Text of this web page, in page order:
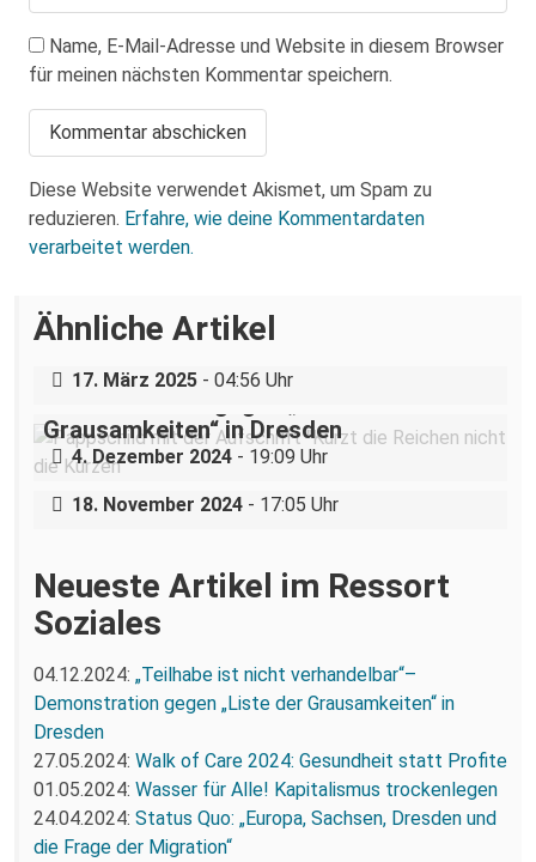
Name, E-Mail-Adresse und Website in diesem Browser
für meinen nächsten Kommentar speichern.
Diese Website verwendet Akismet, um Spam zu
reduzieren. Erfahre, wie deine Kommentardaten
verarbeitet werden.
Ähnliche Artikel
Holocaustgedenktag in Coswig bei
17. März 2025 - 04:56 Uhr
„Teilhabe ist nicht verhandelbar“–
Grausamkeiten“ in Dresden
4. Dezember 2024 - 19:09 Uhr
Nazigruppe sucht (und bekommt) Stress
in der Dresdner Neustadt
18. November 2024 - 17:05 Uhr
Neueste Artikel im Ressort
Soziales
04.12.2024: „Teilhabe ist nicht verhandelbar“–
Demonstration gegen „Liste der Grausamkeiten“ in
Dresden
27.05.2024: Walk of Care 2024: Gesundheit statt Profite
01.05.2024: Wasser für Alle! Kapitalismus trockenlegen
24.04.2024: Status Quo: „Europa, Sachsen, Dresden und
die Frage der Migration“